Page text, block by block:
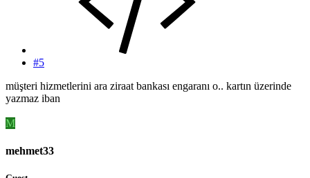
#5
müşteri hizmetlerini ara ziraat bankası engaranı o.. kartın üzerinde
yazmaz iban
M
mehmet33